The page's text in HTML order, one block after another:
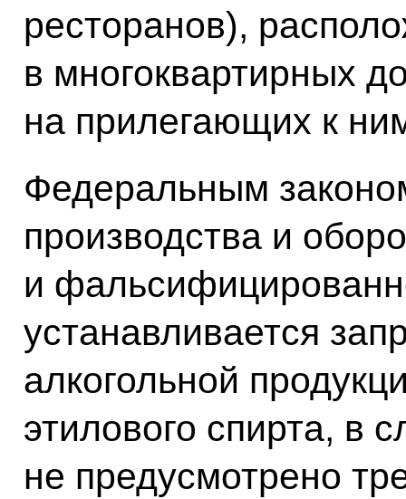
ресторанов),
в многоквартирных
на прилегающих к
Федеральным
производства и
и
устанавливается
алкогольной
этилового спирта, в
не предусмотрено